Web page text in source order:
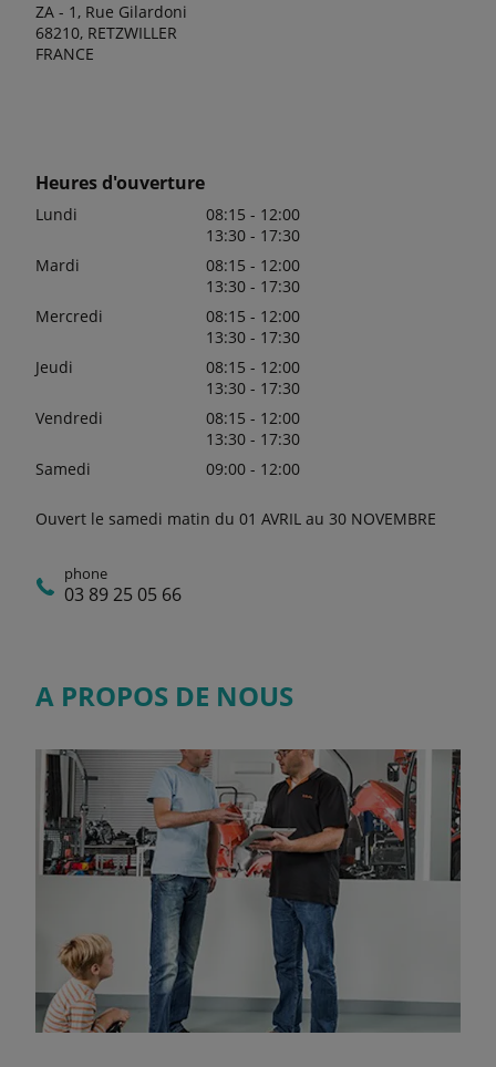
ZA - 1, Rue Gilardoni
68210, RETZWILLER
FRANCE
Heures d'ouverture
Lundi
08:15 - 12:00
13:30 - 17:30
Mardi
08:15 - 12:00
13:30 - 17:30
Mercredi
08:15 - 12:00
13:30 - 17:30
Jeudi
08:15 - 12:00
13:30 - 17:30
Vendredi
08:15 - 12:00
13:30 - 17:30
Samedi
09:00 - 12:00
Ouvert le samedi matin du 01 AVRIL au 30 NOVEMBRE
phone
03 89 25 05 66
A PROPOS DE NOUS